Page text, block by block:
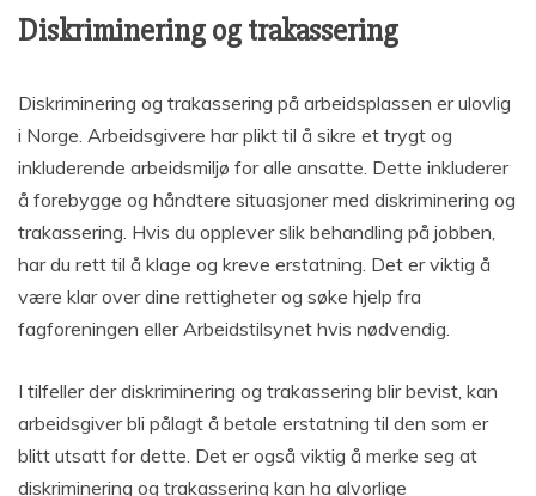
Diskriminering og trakassering
Diskriminering og trakassering på arbeidsplassen er ulovlig
i Norge. Arbeidsgivere har plikt til å sikre et trygt og
inkluderende arbeidsmiljø for alle ansatte. Dette inkluderer
å forebygge og håndtere situasjoner med diskriminering og
trakassering. Hvis du opplever slik behandling på jobben,
har du rett til å klage og kreve erstatning. Det er viktig å
være klar over dine rettigheter og søke hjelp fra
fagforeningen eller Arbeidstilsynet hvis nødvendig.
I tilfeller der diskriminering og trakassering blir bevist, kan
arbeidsgiver bli pålagt å betale erstatning til den som er
blitt utsatt for dette. Det er også viktig å merke seg at
diskriminering og trakassering kan ha alvorlige